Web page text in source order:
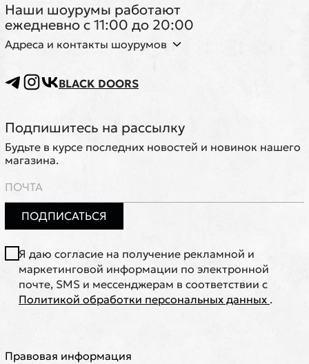
Наши шоурумы работают
ежедневно с 11:00 до 20:00
Адреса и контакты шоурумов
BLACK DOORS
Подпишитесь на рассылку
Будьте в курсе последних новостей и новинок нашего
магазина.
ПОДПИСАТЬСЯ
Я даю согласие на получение рекламной и
маркетинговой информации по электронной
почте, SMS и мессенджерам в соответствии с
Политикой обработки персональных данных .
Правовая информация